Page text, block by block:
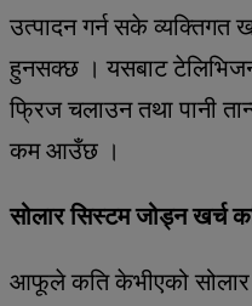
उत्पादन गर्न सके व्यक्तिगत
हुनसक्छ । यसबाट टेलिभिजन
फ्रिज चलाउन तथा पानी
कम आउँछ ।
सोलार सिस्टम जोड्न खर्च
आफूले कति केभीएको सोलार